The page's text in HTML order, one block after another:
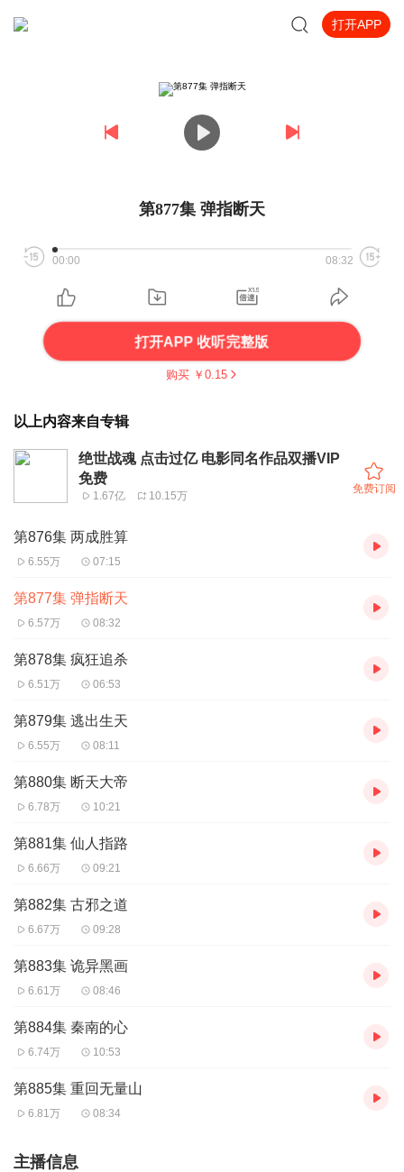
打开APP
第877集 弹指断天
00:00 08:32
打开APP 收听完整版
购买 ￥ 0.15
以上内容来自专辑
绝世战魂 点击过亿 电影同名作品双播VIP
免费
1.67亿 10.15万
免费订阅
第876集 两成胜算
6.55万 07:15
第877集 弹指断天
6.57万 08:32
第878集 疯狂追杀
6.51万 06:53
第879集 逃出生天
6.55万 08:11
第880集 断天大帝
6.78万 10:21
第881集 仙人指路
6.66万 09:21
第882集 古邪之道
6.67万 09:28
第883集 诡异黑画
6.61万 08:46
第884集 秦南的心
6.74万 10:53
第885集 重回无量山
6.81万 08:34
主播信息